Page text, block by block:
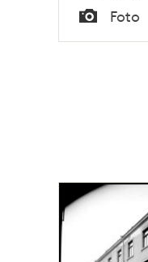
Tid
Typ
Foto